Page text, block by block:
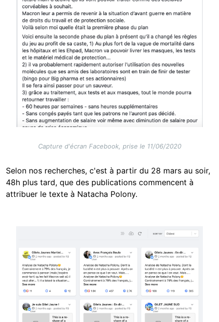
Capture d'écran Facebook, prise le 11/06/2020
Selon nos recherches, c'est à partir du 28 mars au soir,
48h plus tard, que des publications commencent à
attribuer le texte à Natacha Polony.